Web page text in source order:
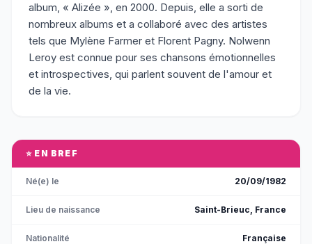
album, « Alizée », en 2000. Depuis, elle a sorti de
nombreux albums et a collaboré avec des artistes
tels que Mylène Farmer et Florent Pagny. Nolwenn
Leroy est connue pour ses chansons émotionnelles
et introspectives, qui parlent souvent de l'amour et
de la vie.
⭐ EN BREF
Né(e) le 20/09/1982
Lieu de naissance Saint-Brieuc, France
Nationalité Française